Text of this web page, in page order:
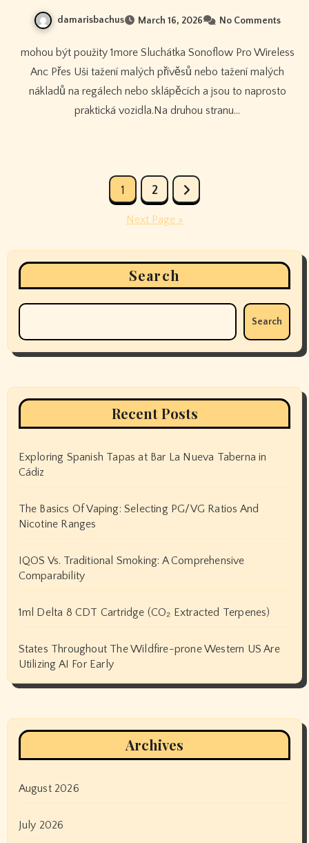
damarisbachus March 16, 2026 No Comments
mohou být použity 1more Sluchátka Sonoflow Pro Wireless
Anc Přes Uši tažení malých přívěsů nebo tažení malých
nákladů na regálech nebo sklápěcích a jsou to naprosto
praktická vozidla.Na druhou stranu…
1 2
Next Page »
Search
Search
Recent Posts
Exploring Spanish Tapas at Bar La Nueva Taberna in
Cádiz
The Basics Of Vaping: Selecting PG/VG Ratios And
Nicotine Ranges
IQOS Vs. Traditional Smoking: A Comprehensive
Comparability
1ml Delta 8 CDT Cartridge (CO₂ Extracted Terpenes)
States Throughout The Wildfire-prone Western US Are
Utilizing AI For Early
Archives
August 2026
July 2026